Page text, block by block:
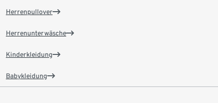
Herrenpullover
Herrenunterwäsche
Kinderkleidung
Babykleidung